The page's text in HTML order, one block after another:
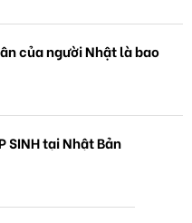
của người Nhật là bao
SINH tại Nhật Bản